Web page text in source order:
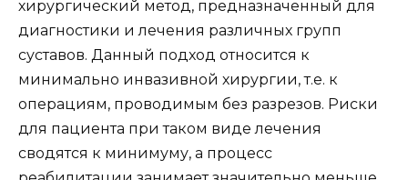
хирургический метод, предназначенный для
диагностики и лечения различных групп
суставов. Данный подход относится к
минимально инвазивной хирургии, т.е. к
операциям, проводимым без разрезов. Риски
для пациента при таком виде лечения
сводятся к минимуму, а процесс